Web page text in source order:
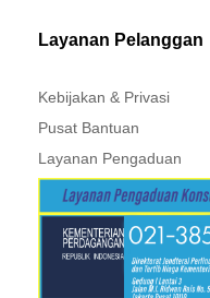
Layanan Pelanggan
Kebijakan & Privasi
Pusat Bantuan
Layanan Pengaduan